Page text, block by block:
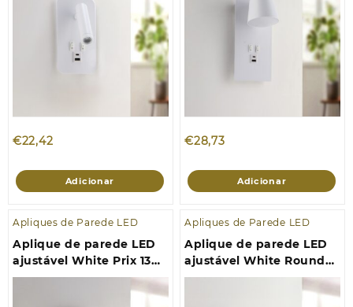
€22,42
Adicionar
€28,73
Adicionar
Apliques de Parede LED
Aplique de parede LED
ajustável White Prix 13W
4000K
Apliques de Parede LED
Aplique de parede LED
ajustável White Round
10W 4000K